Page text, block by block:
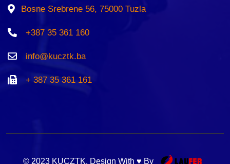
Bosne Srebrene 56, 75000 Tuzla
+387 35 361 160
info@kucztk.ba
+ 387 35 361 161
© 2023 KUCZTK. Design With ♥ By